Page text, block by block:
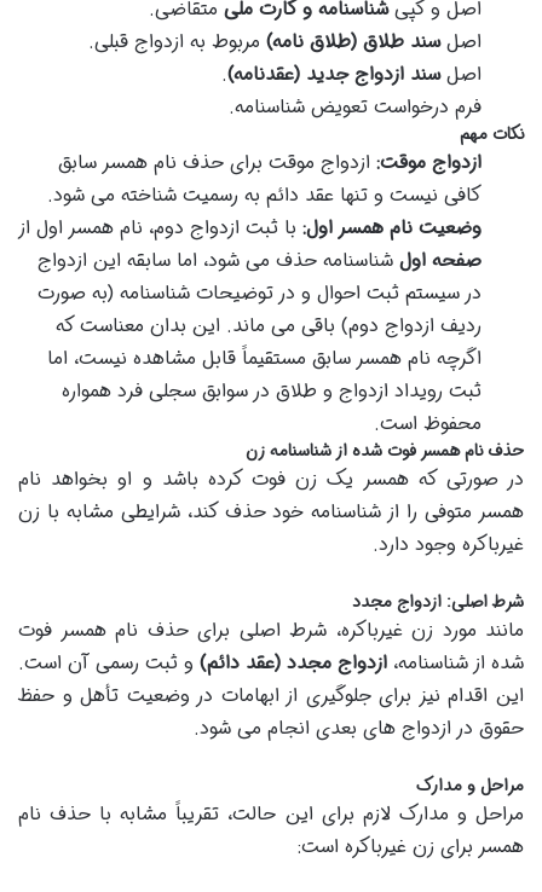
اصل و کپیشناسنامه و کارت ملی متقاضی.
اصلسند طلاق (طلاق نامه) مربوط به ازدواج قبلی.
اصلسند ازدواج جدید (عقدنامه).
فرم درخواست تعویض شناسنامه.
نکات مهم
ازدواج موقت: ازدواج موقت برای حذف نام همسر سابق
کافی نیست و تنها عقد دائم به رسمیت شناخته می شود.
وضعیت نام همسر اول: با ثبت ازدواج دوم، نام همسر اول از
صفحه اول شناسنامه حذف می شود، اما سابقه این ازدواج
در سیستم ثبت احوال و در توضیحات شناسنامه (به صورت
ردیف ازدواج دوم) باقی می ماند. این بدان معناست که
اگرچه نام همسر سابق مستقیماً قابل مشاهده نیست، اما
ثبت رویداد ازدواج و طلاق در سوابق سجلی فرد همواره
محفوظ است.
حذف نام همسر فوت شده از شناسنامه زن
در صورتی که همسر یک زن فوت کرده باشد و او بخواهد نام
همسر متوفی را از شناسنامه خود حذف کند، شرایطی مشابه با زن
غیرباکره وجود دارد.
شرط اصلی: ازدواج مجدد
مانند مورد زن غیرباکره، شرط اصلی برای حذف نام همسر فوت
شده از شناسنامه، ازدواج مجدد (عقد دائم) و ثبت رسمی آن است.
این اقدام نیز برای جلوگیری از ابهامات در وضعیت تأهل و حفظ
حقوق در ازدواج های بعدی انجام می شود.
مراحل و مدارک
مراحل و مدارک لازم برای این حالت، تقریباً مشابه با حذف نام
همسر برای زن غیرباکره است: